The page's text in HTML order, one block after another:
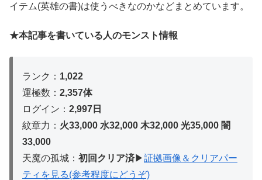
イテム(英雄の書)は使うべきなのかなどまとめています。
★本記事を書いている人のモンスト情報
ランク： 1,022
運極数： 2,357体
ログイン： 2,997日
紋章力： 火33,000 水32,000 木32,000 光35,000 闇
33,000
天魔の孤城： 初回クリア済▶︎証拠画像＆クリアパー
ティを見る(参考程度にどうぞ)